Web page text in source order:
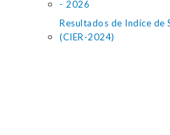
- 2026
Resultados de Indice de
(CIER-2024)